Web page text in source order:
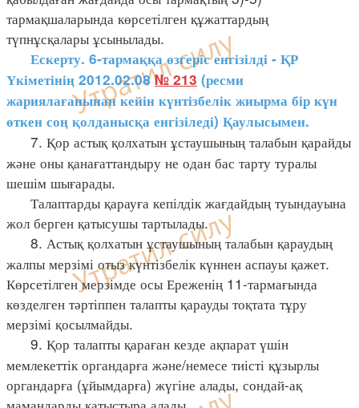
тармақшаларында көрсетілген құжаттардың
түпнұсқалары ұсынылады.
Ескерту. 6-тармаққа өзгеріс енгізілді - ҚР
Үкіметінің 2012.02.08№ 213 (ресми
жариялағанынан кейін күнтізбелік жиырма бір күн
өткен соң қолданысқа енгізіледі) Қаулысымен.
7. Қор астық қолхатын ұстаушының талабын қарайды
және оны қанағаттандыру не одан бас тарту туралы
шешім шығарады.
Талаптарды қарауға кепілдік жағдайдың туындауына
жол берген қатысушы тартылады.
8. Астық қолхатын ұстаушының талабын қараудың
жалпы мерзімі отыз күнтізбелік күннен аспауы қажет.
Көрсетілген мерзімде осы Ереженің 11-тармағында
көзделген тәртіппен талапты қарауды тоқтата тұру
мерзімі қосылмайды.
9. Қор талапты қараған кезде ақпарат үшін
мемлекеттік органдарға және/немесе тиісті құзырлы
органдарға (ұйымдарға) жүгіне алады, сондай-ақ